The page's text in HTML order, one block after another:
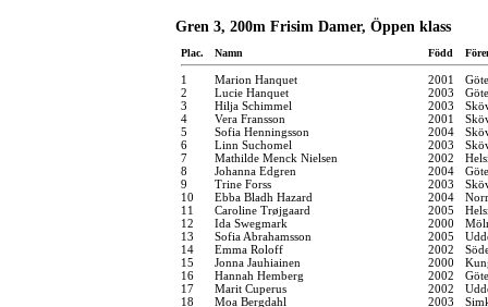
Gren 3, 200m Frisim Damer, Öppen klass
Plac. Namn Född
1 Marion Hanquet 2001
2
Lucie Hanquet 2003
3
Hilja Schimmel 2003
4
Vera Fransson 2001
5
Sofia Henningsson 2004
6
Linn Suchomel 2003
7
Mathilde Menck Nielsen 2002
8
Johanna Edgren 2004
9
Trine Forss 2003
10
Ebba Bladh Hazard 2004
11
Caroline Trøjgaard 2005
12
Ida Swegmark 2000
13
Sofia Abrahamsson 2005
14
Emma Roloff 2002
15
Jonna Jauhiainen 2000
16
Hannah Hemberg 2002
17
Marit Cuperus 2002
18
Moa Bergdahl 2003